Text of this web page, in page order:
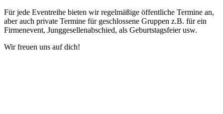
Für jede Eventreihe bieten wir regelmäßige öffentliche Termine an,
aber auch private Termine für geschlossene Gruppen z.B. für ein
Firmenevent, Junggesellenabschied, als Geburtstagsfeier usw.
Wir freuen uns auf dich!